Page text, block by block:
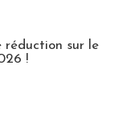
réduction sur le
!